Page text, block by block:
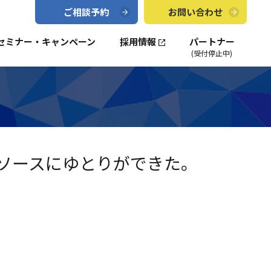
ご相談予約 お問い合わせ
ミナー・キャンペーン 採用情報 パートナー
(受付停止中)
スにゆとりができた。